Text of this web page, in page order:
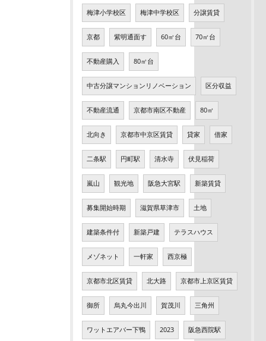
梅津小学校区 梅津中学校区 分譲賃貸
京都 紫明通面す 60㎡台 70㎡台
不動産購入 80㎡台
中古分譲マンションリノベーション 区分収益
不動産流通 京都市南区不動産 80㎡
北向き 京都市中京区賃貸 貸家 借家
二条駅 円町駅 清水寺 伏見稲荷
嵐山 観光地 阪急大宮駅 新築賃貸
募集開始時期 滋賀県草津市 土地
建築条件付 新築戸建 テラスハウス
メゾネット 一軒家 西京極
京都市北区賃貸 北大路 京都市上京区賃貸
御所 烏丸今出川 賀茂川 三角州
ワットエアバー下鴨 2023 阪急西院駅